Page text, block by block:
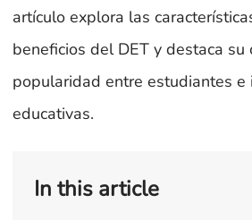
artículo explora las
beneficios del DET y destaca su
popularidad entre estudiantes e
educativas.
In this article